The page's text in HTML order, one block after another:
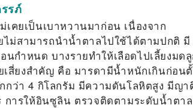
รภ์
คยเป็นเบาหวานมาก่อน เนื่องจาก
ม่สามารถนำน้ำตาลไปใช้ได้ตามปกติ มี
กำหนด บางรายทำให้เลือดไปเลี้ยงมด
สี่ยงสำคัญ คือ มารดามีน้ำหนักเกินก่อน
กว่า 4 กิโลกรัม มีความดันโลหิตสูง มีญา
การให้อินซูลิน ตรวจติดตามระดับน้ำตาล